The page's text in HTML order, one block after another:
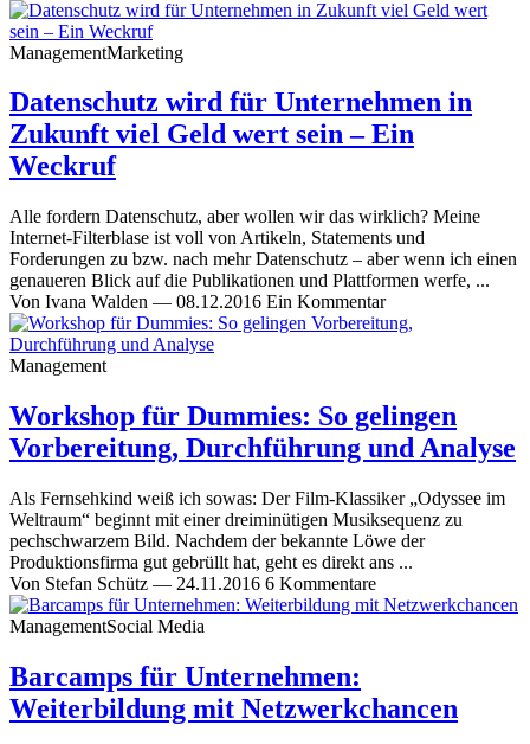
ManagementMarketing
Datenschutz wird für Unternehmen in
Zukunft viel Geld wert sein – Ein
Weckruf
Alle fordern Datenschutz, aber wollen wir das wirklich? Meine
Internet-Filterblase ist voll von Artikeln, Statements und
Forderungen zu bzw. nach mehr Datenschutz – aber wenn ich einen
genaueren Blick auf die Publikationen und Plattformen werfe, ...
Von Ivana Walden — 08.12.2016 Ein Kommentar
Management
Workshop für Dummies: So gelingen
Vorbereitung, Durchführung und Analyse
Als Fernsehkind weiß ich sowas: Der Film-Klassiker „Odyssee im
Weltraum“ beginnt mit einer dreiminütigen Musiksequenz zu
pechschwarzem Bild. Nachdem der bekannte Löwe der
Produktionsfirma gut gebrüllt hat, geht es direkt ans ...
Von Stefan Schütz — 24.11.2016 6 Kommentare
ManagementSocial Media
Barcamps für Unternehmen:
Weiterbildung mit Netzwerkchancen